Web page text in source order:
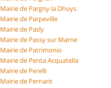
Mairie de Pargny la Dhuys
Mairie de Parpeville
Mairie de Pasly
Mairie de Passy sur Marne
Mairie de Patrimonio
Mairie de Penta Acquatella
Mairie de Perelli
Mairie de Pernant